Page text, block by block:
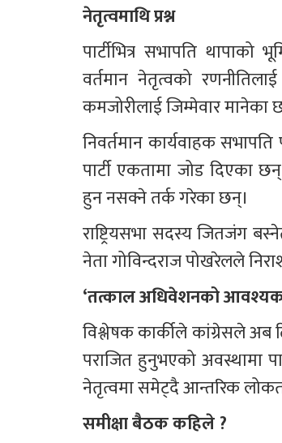
नेतृत्वमाथि प्रश्न
पार्टीभित्र सभापति
वर्तमान नेतृत्वको
कमजोरीलाई जिम्मेवार मानेका
निवर्तमान कार्यवाहक
पार्टी एकतामा जोड दिएका
हुन नसक्ने तर्क गरेका छन्।
राष्ट्रियसभा सदस्य जितजंग
नेता गोविन्दराज पोखरेलले
‘तत्काल अधिवेशनको
विश्लेषक कार्कीले कांग्रेसले अब
पराजित हुनुभएको अवस्थामा
नेतृत्वमा समेट्दै आन्तरिक
समीक्षा बैठक कहिले ?